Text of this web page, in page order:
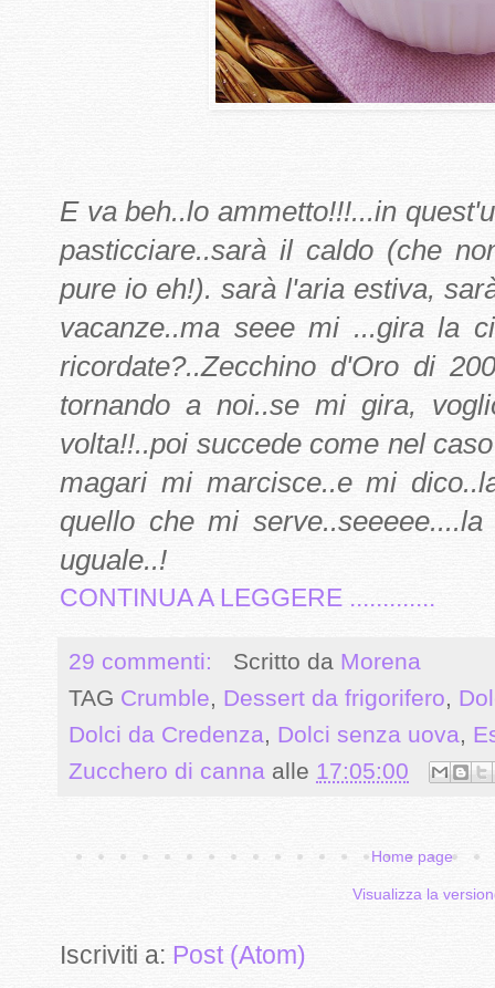
E va beh..lo ammetto!!!...in
pasticciare..sarà il caldo (che
pure io eh!). sarà l'aria estiva,
vacanze..ma seee mi ...gira la
ricordate?..Zecchino d'Oro di
tornando a noi..se mi gira,
volta!!..poi succede come nel
magari mi marcisce..e mi
quello che mi
uguale..!
CONTINUA A LEGGERE .............
29 commenti: Scritto da Morena
TAG Crumble, Dessert da frigorifero,
Dolci da Credenza, Dolci senza uova,
Zucchero di canna alle 17:05:00
Home page
Visualizza la
Iscriviti a: Post (Atom)